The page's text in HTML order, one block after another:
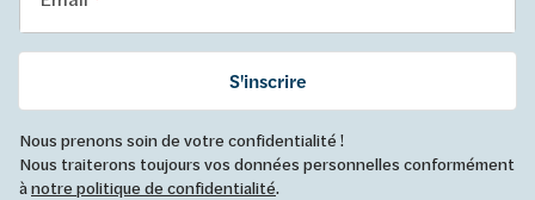
S'inscrire
Nous prenons soin de votre confidentialité !
Nous traiterons toujours vos données personnelles conformément
ànotre politique de confidentialité.